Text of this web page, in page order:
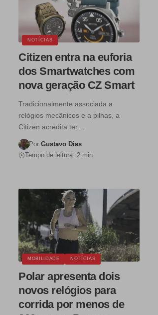
NOTÍCIAS
Citizen entra na euforia
dos Smartwatches com
nova geração CZ Smart
Tradicionalmente associada a
relógios mecânicos e a pilhas, a
Citizen acredita ter…
Por:Gustavo Dias
Tempo de leitura: 2 min
MOBILIDADE NOTÍCIAS
Polar apresenta dois
novos relógios para
corrida por menos de